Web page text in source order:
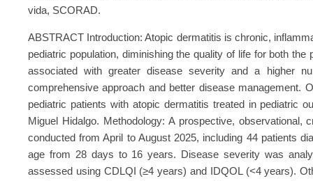
vida, SCORAD.
ABSTRACT Introduction: Atopic dermatitis is chronic,
pediatric population, diminishing the quality of life for both
associated with greater disease severity and a higher
comprehensive approach and better disease management.
pediatric patients with atopic dermatitis treated in pediatric
Miguel Hidalgo. Methodology: A prospective, observational,
conducted from April to August 2025, including 44 patients
age from 28 days to 16 years. Disease severity was
assessed using CDLQI (≥4 years) and IDQOL (<4 years).